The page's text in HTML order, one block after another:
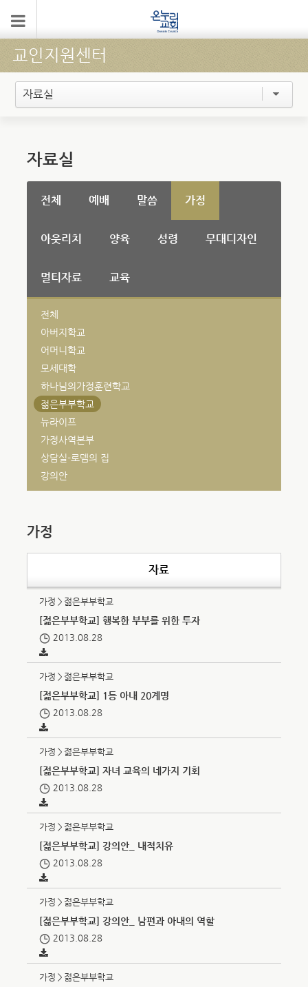
교인지원센터
자료실
자료실
전체 예배 말씀 가정
아웃리치 양육 성령 무대디자인
멀티자료 교육
전체
아버지학교
어머니학교
모세대학
하나님의가정훈련학교
젊은부부학교
뉴라이프
가정사역본부
상담실-로뎀의 집
강의안
가정
자료
가정＞젊은부부학교
[젊은부부학교] 행복한 부부를 위한 투자
2013.08.28
가정＞젊은부부학교
[젊은부부학교] 1등 아내 20계명
2013.08.28
가정＞젊은부부학교
[젊은부부학교] 자녀 교육의 네가지 기회
2013.08.28
가정＞젊은부부학교
[젊은부부학교] 강의안_ 내적치유
2013.08.28
가정＞젊은부부학교
[젊은부부학교] 강의안_ 남편과 아내의 역할
2013.08.28
가정＞젊은부부학교